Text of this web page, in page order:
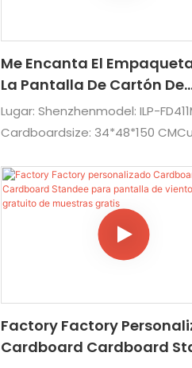
Me Encanta El
La Pantalla De Cartón De
Comida Para Mascotas
Personalizadas
Lugar: Shenzhenmodel: ILP-
Cardboardsize: 34*48*150
ArtworkUsage: Pantallas para
de mascotas de alimentos
supermercado, hardware y varias
Factory Factory
Cardboard Cardboard